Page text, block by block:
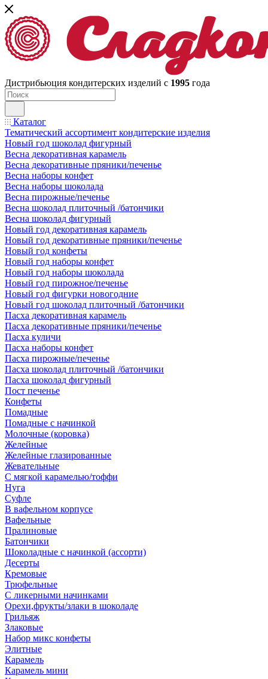
Дистрибьюция кондитерских изделий с 1995 года
Каталог
Тематический ассортимент кондитерские изделия
Новый год шоколад фигурный
Весна декоративная карамель
Весна декоративные пряники/печенье
Весна наборы конфет
Весна наборы шоколада
Весна пирожные/печенье
Весна шоколад плиточный /батончики
Весна шоколад фигурный
Новый год декоративная карамель
Новый год декоративные пряники/печенье
Новый год конфеты
Новый год наборы конфет
Новый год наборы шоколада
Новый год пирожное/печенье
Новый год фигурки новогодние
Новый год шоколад плиточный /батончики
Пасха декоративная карамель
Пасха декоративные пряники/печенье
Пасха куличи
Пасха наборы конфет
Пасха пирожные/печенье
Пасха шоколад плиточный /батончики
Пасха шоколад фигурный
Пост печенье
Конфеты
Помадные
Помадные с начинкой
Молочные (коровка)
Желейные
Желейные глазированные
Жевательные
С мягкой карамелью/тоффи
Нуга
Суфле
В вафельном корпусе
Вафельные
Пралиновые
Батончики
Шоколадные с начинкой (ассорти)
Десерты
Кремовые
Трюфельные
С ликерными начинками
Орехи,фрукты/злаки в шоколаде
Грильяж
Злаковые
Набор микс конфеты
Элитные
Карамель
Карамель мини